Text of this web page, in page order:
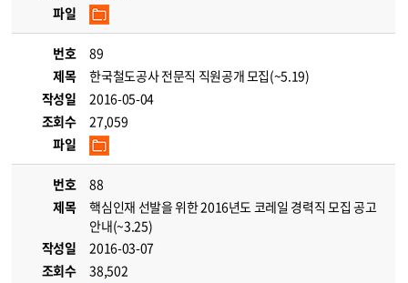
파일
번호
89
제목
한국철도공사 전문직 직원공개 모집(~5.19)
작성일
2016-05-04
조회수
27,059
파일
번호
88
제목
핵심인재 선발을 위한 2016년도 코레일 경력직 모집 공고
안내(~3.25)
작성일
2016-03-07
조회수
38,502